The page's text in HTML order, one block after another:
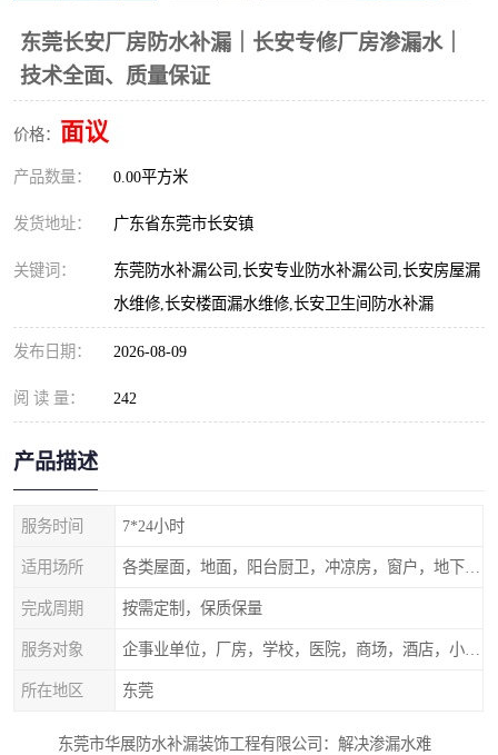
东莞长安厂房防水补漏｜长安专修厂房渗漏水｜
技术全面、质量保证
价格： 面议
产品数量： 0.00平方米
发货地址： 广东省东莞市长安镇
关键词：
东莞防水补漏公司,长安专业防水补漏公司,长安房屋漏
水维修,长安楼面漏水维修,长安卫生间防水补漏
发布日期： 2026-08-09
阅 读 量： 242
产品描述
服务时间 7*24小时
适用场所
完成周期 按需定制，保质保量
服务对象
所在地区 东莞
东莞市华展防水补漏装饰工程有限公司：解决渗漏水难